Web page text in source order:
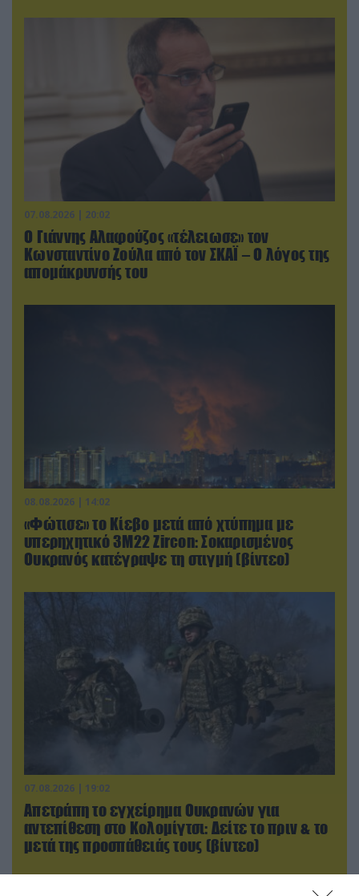
07.08.2026 | 20:02
Ο Γιάννης Αλαφούζος «τέλειωσε» τον
Κωνσταντίνο Ζούλα από τον ΣΚΑΪ – Ο λόγος της
απομάκρυνσής του
08.08.2026 | 14:02
«Φώτισε» το Κίεβο μετά από χτύπημα με
υπερηχητικό 3M22 Zircon: Σοκαρισμένος
Ουκρανός κατέγραψε τη στιγμή (βίντεο)
07.08.2026 | 19:02
Απετράπη το εγχείρημα Ουκρανών για
αντεπίθεση στο Κολομίγτσι: Δείτε το πριν & το
μετά της προσπάθειάς τους (βίντεο)